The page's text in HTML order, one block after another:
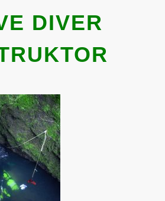
DIVER